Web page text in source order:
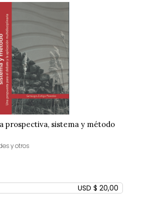
prospectiva, sistema y método
y otros
USD $ 20,00